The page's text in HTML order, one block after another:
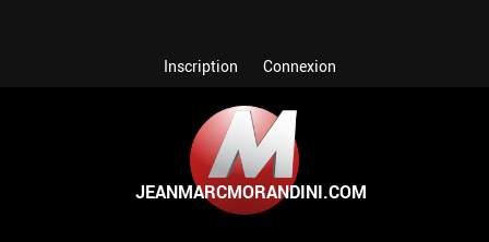
Inscription Connexion